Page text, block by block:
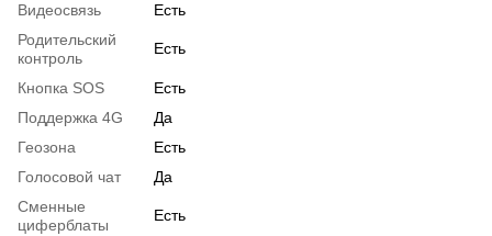
Видеосвязь
Есть
Родительский
контроль
Есть
Кнопка SOS
Есть
Поддержка 4G
Да
Геозона
Есть
Голосовой чат
Да
Сменные
циферблаты
Есть